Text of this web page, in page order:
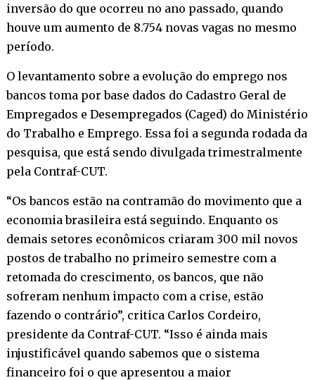
inversão do que ocorreu no ano passado, quando
houve um aumento de 8.754 novas vagas no mesmo
período.
O levantamento sobre a evolução do emprego nos
bancos toma por base dados do Cadastro Geral de
Empregados e Desempregados (Caged) do Ministério
do Trabalho e Emprego. Essa foi a segunda rodada da
pesquisa, que está sendo divulgada trimestralmente
pela Contraf-CUT.
“Os bancos estão na contramão do movimento que a
economia brasileira está seguindo. Enquanto os
demais setores econômicos criaram 300 mil novos
postos de trabalho no primeiro semestre com a
retomada do crescimento, os bancos, que não
sofreram nenhum impacto com a crise, estão
fazendo o contrário”, critica Carlos Cordeiro,
presidente da Contraf-CUT. “Isso é ainda mais
injustificável quando sabemos que o sistema
financeiro foi o que apresentou a maior